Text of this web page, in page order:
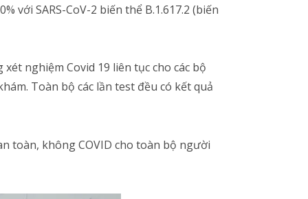
với SARS-CoV-2 biến thể B.1.617.2 (biến
nghiệm Covid 19 liên tục cho các bộ
Toàn bộ các lần test đều có kết quả
toàn, không COVID cho toàn bộ người